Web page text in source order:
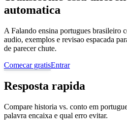
automatica
A Falando ensina portugues brasileiro
audio, exemplos e revisao espacada
de parecer chute.
Comecar gratisEntrar
Resposta rapida
Compare historia vs. conto em
palavra encaixa e qual erro evitar.